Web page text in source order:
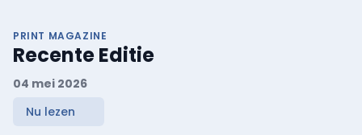
PRINT MAGAZINE
Recente Editie
04 mei 2026
Nu lezen